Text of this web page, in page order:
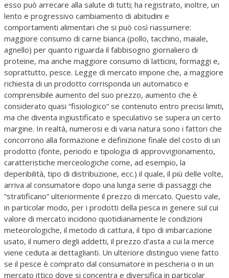
esso può arrecare alla salute di tutti; ha registrato, inoltre, un
lento e progressivo cambiamento di abitudini e
comportamenti alimentari che si può così riassumere:
maggiore consumo di carne bianca (pollo, tacchino, maiale,
agnello) per quanto riguarda il fabbisogno giornaliero di
proteine, ma anche maggiore consumo di latticini, formaggi e,
soprattutto, pesce. Legge di mercato impone che, a maggiore
richiesta di un prodotto corrisponda un automatico e
comprensibile aumento del suo prezzo, aumento che è
considerato quasi “fisiologico” se contenuto entro precisi limiti,
ma che diventa ingiustificato e speculativo se supera un certo
margine. In realtà, numerosi e di varia natura sono i fattori che
concorrono alla formazione e definizione finale del costo di un
prodotto (fonte, periodo e tipologia di approvvigionamento,
caratteristiche merceologiche come, ad esempio, la
deperibilità, tipo di distribuzione, ecc.) il quale, il più delle volte,
arriva al consumatore dopo una lunga serie di passaggi che
“stratificano” ulteriormente il prezzo di mercato. Questo vale,
in particolar modo, per i prodotti della pesca in genere sul cui
valore di mercato incidono quotidianamente le condizioni
meteorologiche, il metodo di cattura, il tipo di imbarcazione
usato, il numero degli addetti, il prezzo d’asta a cui la merce
viene ceduta ai dettaglianti. Un ulteriore distinguo viene fatto
se il pesce è comprato dal consumatore in pescheria o in un
mercato ittico dove si concentra e diversifica in particolar